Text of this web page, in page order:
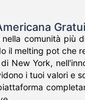
comunità più
il melting pot che
New York,
i tuoi valori e